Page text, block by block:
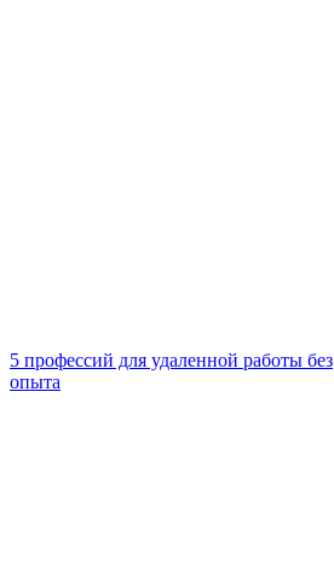
5 профессий для удаленной работы без
опыта